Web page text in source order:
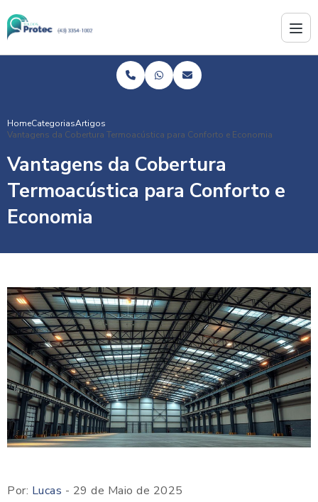
HomeCategoriasArtigos
Vantagens da Cobertura Termoacústica para Conforto e Economia
Vantagens da Cobertura
Termoacústica para Conforto e
Economia
Por: Lucas - 29 de Maio de 2025